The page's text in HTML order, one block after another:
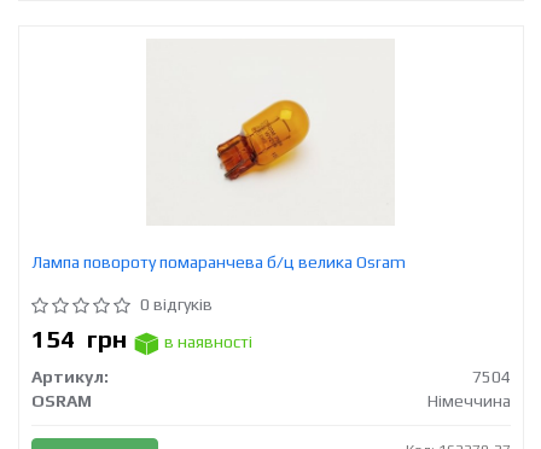
Лампа повороту помаранчева б/ц велика Osram
0 відгуків
154 грн
в наявності
Артикул:
7504
OSRAM
Німеччина